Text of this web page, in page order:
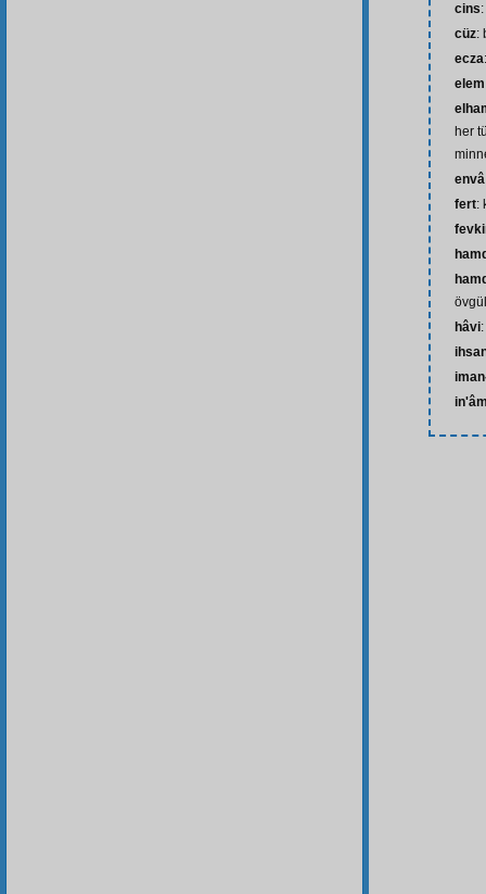
cins
cüz:
ecza
elem
her
envâ
fert:
hâvi